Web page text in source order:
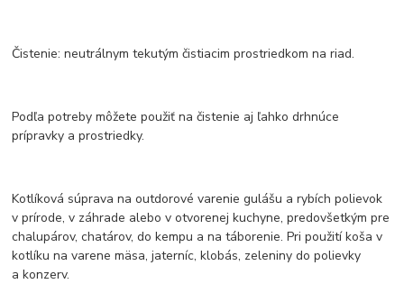
Čistenie: neutrálnym tekutým čistiacim prostriedkom na riad.
Podľa potreby môžete použiť na čistenie aj ľahko drhnúce
prípravky a prostriedky.
Kotlíková súprava na outdorové varenie gulášu a rybích polievok
v prírode, v záhrade alebo v otvorenej kuchyne, predovšetkým pre
chalupárov, chatárov, do kempu a na táborenie. Pri použití koša v
kotlíku na varene mäsa, jaterníc, klobás, zeleniny do polievky
a konzerv.